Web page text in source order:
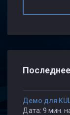
Дата: 9 мин.